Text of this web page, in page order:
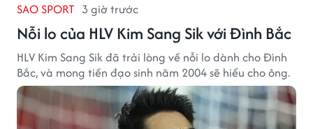
SAO SPORT 3 giờ trước
Nỗi lo của HLV Kim Sang Sik với Đình Bắc
HLV Kim Sang Sik đã trải lòng về nỗi lo dành cho Đình
Bắc, và mong tiền đạo sinh năm 2004 sẽ hiểu cho ông.